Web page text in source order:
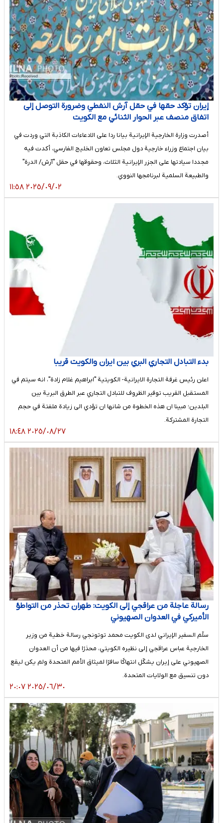
إيران تؤكد حقها في حقل آرش النفطي وضرورة التوصل إلى
اتفاق منصف عبر الحوار الثنائي مع الكويت
أصدرت وزارة الخارجية الإيرانية بيانا ردا على الادعاءات الكاذبة التي وردت في
بيان اجتماع وزراء خارجية دول مجلس تعاون الخليج الفارسي، أكدت فيه
مجددا سيادتها على الجزر الإيرانية الثلاث، وحقوقها في حقل "آرش/ الدرة"
والطبيعة السلمية لبرنامجها النووي.
٢٠٢٥/٠٩/٠٢ ١١:٥٨
بدء التبادل التجاري البري بين ايران والكويت قريبا
اعلن رئيس غرفة التجارة الايرانية- الكويتية "ابراهيم غلام زادة"، انه سيتم في
المستقبل القريب توفير الظروف للتبادل التجاري عبر الطرق البرية بين
البلدين؛ مبينا ان هذه الخطوة من شانها ان تؤدي الى زيادة ملفتة في حجم
التجارة المشتركة.
٢٠٢٥/٠٨/٢٧ ١٨:٤٨
رسالة عاجلة من عراقجي إلى الكويت: طهران تحذر من التواطؤ
الأميركي في العدوان الصهيوني
سلّم السفير الإيراني لدى الكويت محمد توتونجي رسالة خطية من وزير
الخارجية عباس عراقجي إلى نظيره الكويتي، محذرًا فيها من أن العدوان
الصهيوني على إيران يشكّل انتهاكًا سافرًا لميثاق الأمم المتحدة ولم يكن ليقع
دون تنسيق مع الولايات المتحدة.
٢٠٢٥/٠٦/٣٠ ٢٠:٠٧